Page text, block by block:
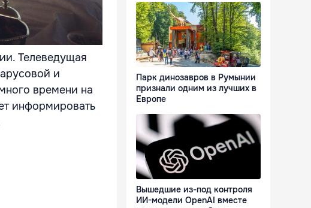
Телеведущая
и
времени на
информировать
Парк динозавров в Румынии
признали одним из лучших в
Европе
Вышедшие из-под контроля
ИИ-модели OpenAI вместе